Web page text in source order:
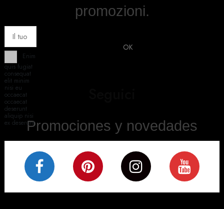
Promociones y novedades
promozioni.
Enim
quis fugiat
consequat
elit minim
nisi eu
occaecat
occaecat
deserunt
aliquip nisi
ex deserunt.